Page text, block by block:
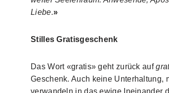
Liebe.»
Stilles Gratisgeschenk
Das Wort «gratis» geht zurück auf
Geschenk. Auch keine Unterhaltung,
verwandeln in das ewige Ineinander